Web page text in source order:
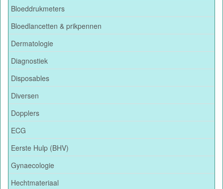
Bloeddrukmeters
Bloedlancetten & prikpennen
Dermatologie
Diagnostiek
Disposables
Diversen
Dopplers
ECG
Eerste Hulp (BHV)
Gynaecologie
Hechtmateriaal